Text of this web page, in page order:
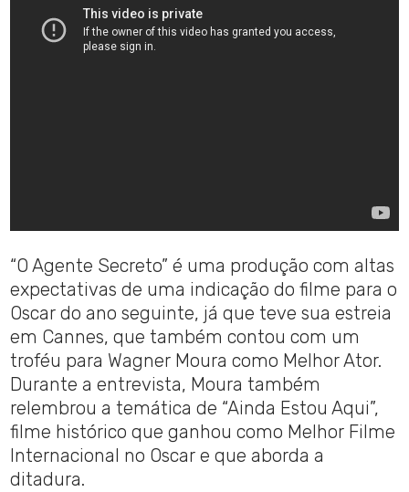
“O Agente Secreto” é uma produção com altas
expectativas de uma indicação do filme para o
Oscar do ano seguinte, já que teve sua estreia
em Cannes, que também contou com um
troféu para Wagner Moura como Melhor Ator.
Durante a entrevista, Moura também
relembrou a temática de “Ainda Estou Aqui”,
filme histórico que ganhou como Melhor Filme
Internacional no Oscar e que aborda a
ditadura.